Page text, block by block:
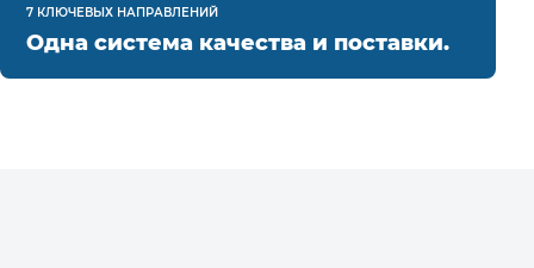
7 КЛЮЧЕВЫХ НАПРАВЛЕНИЙ
Одна система качества и поставки.